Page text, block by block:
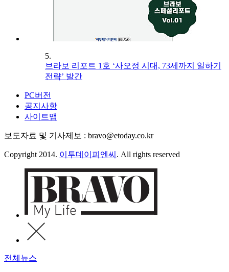
5.
브라보 리포트 1호 ‘사오정 시대, 73세까지 일하기
전략’ 발간
PC버전
공지사항
사이트맵
보도자료 및 기사제보 : bravo@etoday.co.kr
Copyright 2014. 이투데이피엔씨 . All rights reserved
전체뉴스